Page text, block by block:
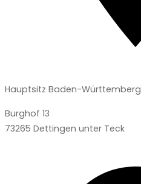
Hauptsitz Baden-Württemberg
Burghof 13
73265 Dettingen unter Teck